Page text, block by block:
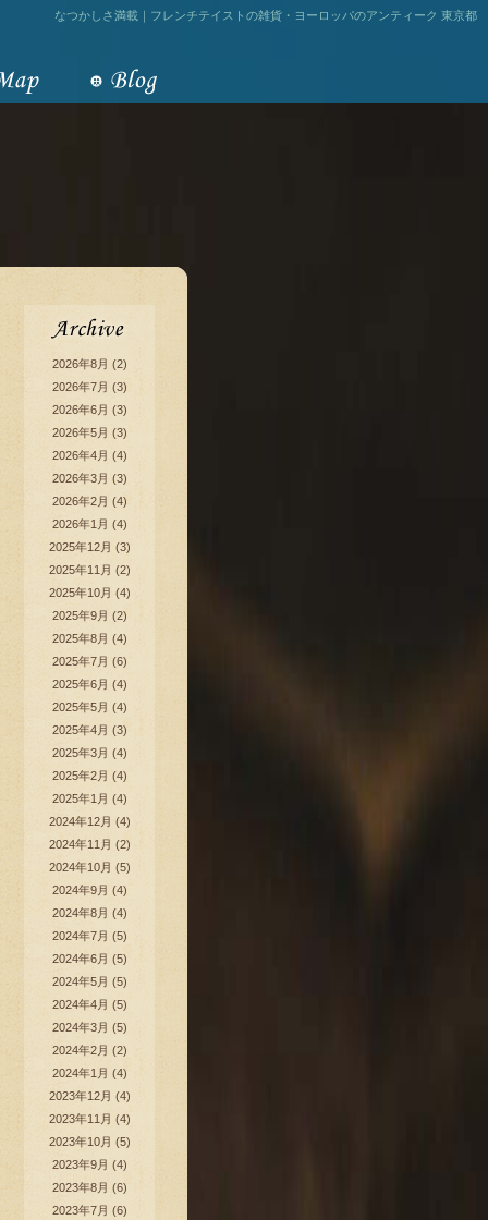
なつかしさ満載｜フレンチテイストの雑貨・ヨーロッパのアンティーク 東京都
2026年8月 (2)
2026年7月 (3)
2026年6月 (3)
2026年5月 (3)
2026年4月 (4)
2026年3月 (3)
2026年2月 (4)
2026年1月 (4)
2025年12月 (3)
2025年11月 (2)
2025年10月 (4)
2025年9月 (2)
2025年8月 (4)
2025年7月 (6)
2025年6月 (4)
2025年5月 (4)
2025年4月 (3)
2025年3月 (4)
2025年2月 (4)
2025年1月 (4)
2024年12月 (4)
2024年11月 (2)
2024年10月 (5)
2024年9月 (4)
2024年8月 (4)
2024年7月 (5)
2024年6月 (5)
2024年5月 (5)
2024年4月 (5)
2024年3月 (5)
2024年2月 (2)
2024年1月 (4)
2023年12月 (4)
2023年11月 (4)
2023年10月 (5)
2023年9月 (4)
2023年8月 (6)
2023年7月 (6)